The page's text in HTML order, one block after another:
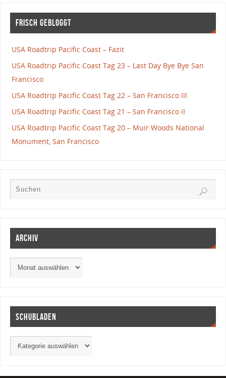
Frisch gebloggt
USA Roadtrip Pacific Coast – Fazit
USA Roadtrip Pacific Coast Tag 23 – Last Day Bye Bye San
Francisco
USA Roadtrip Pacific Coast Tag 22 – San Francisco III
USA Roadtrip Pacific Coast Tag 21 – San Francisco II
USA Roadtrip Pacific Coast Tag 20 – Muir Woods National
Monument, San Francisco
Archiv
Schubladen